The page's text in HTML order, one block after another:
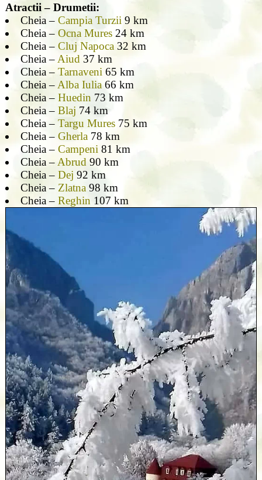
Atractii – Drumetii:
Cheia – Campia Turzii 9 km
Cheia – Ocna Mures24 km
Cheia – Cluj Napoca32 km
Cheia – Aiud 37 km
Cheia – Tarnaveni 65 km
Cheia – Alba Iulia66 km
Cheia – Huedin 73 km
Cheia – Blaj 74 km
Cheia – Targu Mures75 km
Cheia – Gherla78 km
Cheia – Campeni 81 km
Cheia – Abrud 90 km
Cheia – Dej 92 km
Cheia – Zlatna98 km
Cheia – Reghin 107 km